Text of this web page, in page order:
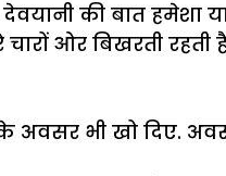
की बात हमेशा
चारों ओर बिखरती
भी खो दिए.